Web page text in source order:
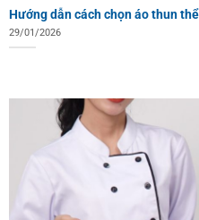
Hướng dẫn cách chọn áo thun
29/01/2026